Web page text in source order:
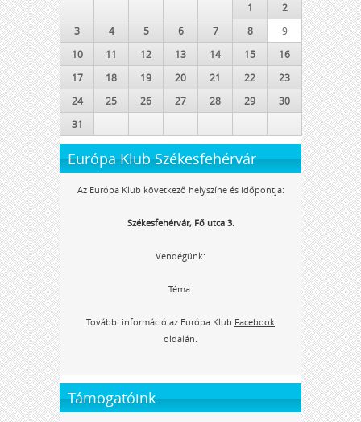
1
2
3
4 5 6 7 8
9
10
11 12 13 14 15
16
17
18 19 20 21 22
23
24
25 26 27 28 29
30
31
Európa Klub Székesfehérvár
Az Európa Klub következő helyszíne és időpontja:
Székesfehérvár, Fő utca 3.
Vendégünk:
Téma:
További információ az Európa Klub Facebook
oldalán.
Támogatóink